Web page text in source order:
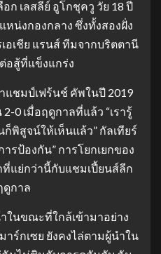
ก เลสลีย์ อูโกชุควู วัย 18 ปี
หน่งกองกลาง ซึ่งทั้งสองฝั่ง
อเชีย แรนส์ ทีมจากบริตตานี
อสู้ที่แข็งแกร่ง
แชมป์เฟร้นช์ คัพในปี 2019
0 เมื่อฤดูกาลที่แล้ว “เรารู้
พิสูจน์ให้เห็นแล้ว” กัลเทียร์
รป้องกัน” การโยกเยกของ
ที่แย่กว่านี้กับแชมเปี้ยนส์ลีก
ดูกาล
ในขณะที่ใกล้เข้ามาอย่าง
าร์กเซย ยังคงไล่ตามผู้นำใน